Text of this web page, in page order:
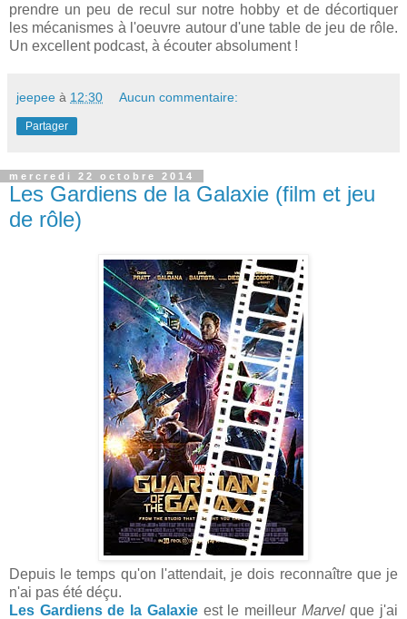
prendre un peu de recul sur notre hobby et de décortiquer
les mécanismes à l'oeuvre autour d'une table de jeu de rôle.
Un excellent podcast, à écouter absolument !
jeepee à 12:30 Aucun commentaire:
Partager
mercredi 22 octobre 2014
Les Gardiens de la Galaxie (film et jeu
de rôle)
Depuis le temps qu'on l'attendait, je dois reconnaître que je
n'ai pas été déçu.
Les Gardiens de la Galaxieest le meilleur Marvelque j'ai